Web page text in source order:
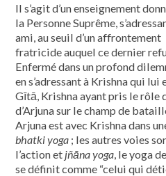
Il s’agit d’un enseignement
la Personne Suprême,
ami, au seuil d’un affrontement
fratricide auquel ce dernier
Enfermé dans un profond
en s’adressant à Krishna qui
Gītā, Krishna ayant pris le rôle
d’Arjuna sur le champ de
Arjuna est avec Krishna dans
bhatki yoga ; les autres voies
l’action et jñāna yoga , le yoga
se définit comme “celui qui